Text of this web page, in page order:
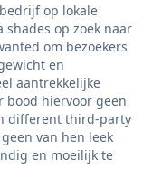
op lokale
op zoek naar
om bezoekers
en
aantrekkelijke
bood hiervoor geen
different third-party
van hen leek
en moeilijk te